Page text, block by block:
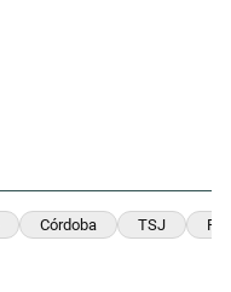
Córdoba TSJ